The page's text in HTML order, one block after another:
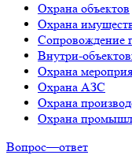
Охрана объектов
Охрана
Сопровождение
Внутри-
Охрана
Охрана АЗС
Охрана
Охрана
Вопрос—ответ